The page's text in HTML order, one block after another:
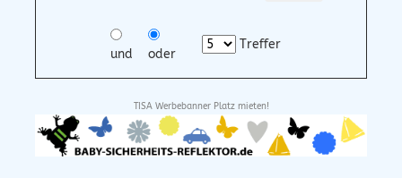
und oder
Treffer
TISA Werbebanner Platz mieten!